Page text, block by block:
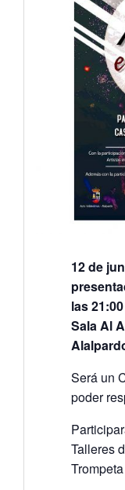
12 de
las
Sala Al
Será un
poder
Talleres